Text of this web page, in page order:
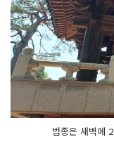
범종은 새벽에